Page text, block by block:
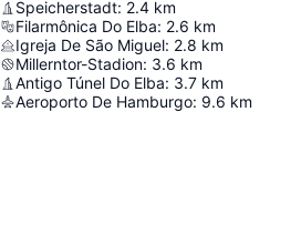
Speicherstadt: 2.4 km
Filarmônica Do Elba: 2.6 km
Igreja De São Miguel: 2.8 km
Millerntor-Stadion: 3.6 km
Antigo Túnel Do Elba: 3.7 km
Aeroporto De Hamburgo: 9.6 km